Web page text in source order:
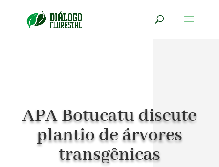
APA Botucatu discute
plantio de árvores
transgênicas